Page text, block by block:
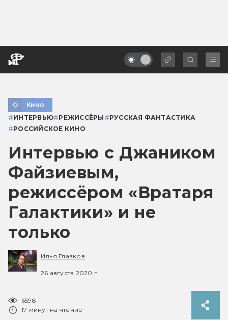
Кино
#ИНТЕРВЬЮ#РЕЖИССЁРЫ #РУССКАЯ ФАНТАСТИКА
#РОССИЙСКОЕ КИНО
Интервью с Джаником
Файзиевым,
режиссёром «Вратаря
Галактики» и не
только
Илья Глазков
26 августа 2020 г.
6598
17 минут на чтение